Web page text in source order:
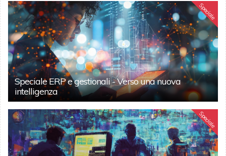
Speciale
Speciale ERP e gestionali - Verso una nuova
intelligenza
Speciale